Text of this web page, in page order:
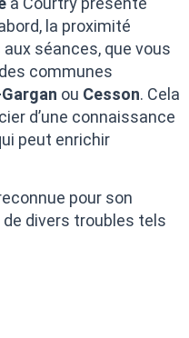
la proximité
séances, que vous
communes
ou Cesson. Cela
d’une connaissance
peut enrichir
pour son
divers troubles tels